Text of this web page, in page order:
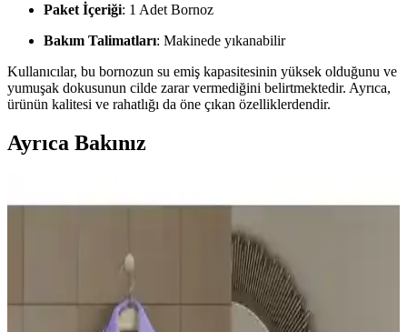
Paket İçeriği: 1 Adet Bornoz
Bakım Talimatları: Makinede yıkanabilir
Kullanıcılar, bu bornozun su emiş kapasitesinin yüksek olduğunu ve
yumuşak dokusunun cilde zarar vermediğini belirtmektedir. Ayrıca,
ürünün kalitesi ve rahatlığı da öne çıkan özelliklerdendir.
Ayrıca Bakınız
Bu makalede Soley %100 pamuklu kimono bornoz ile Yataş
Essentials gri bornozunun kumaş kalitesi, emicilik ve kullanım
rahatlığı açısından detaylı karşılaştırması sunuluyor.